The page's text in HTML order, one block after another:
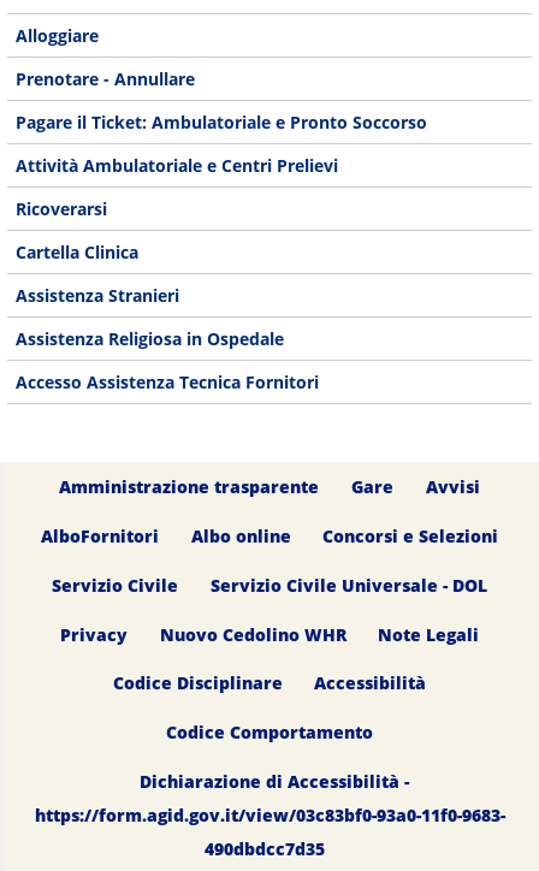
Alloggiare
Prenotare - Annullare
Pagare il Ticket: Ambulatoriale e Pronto Soccorso
Attività Ambulatoriale e Centri Prelievi
Ricoverarsi
Cartella Clinica
Assistenza Stranieri
Assistenza Religiosa in Ospedale
Accesso Assistenza Tecnica Fornitori
Amministrazione trasparente Gare Avvisi
AlboFornitori Albo online Concorsi e Selezioni
Servizio Civile Servizio Civile Universale - DOL
Privacy Nuovo Cedolino WHR Note Legali
Codice Disciplinare Accessibilità
Codice Comportamento
Dichiarazione di Accessibilità -
https://form.agid.gov.it/view/03c83bf0-93a0-11f0-9683-
490dbdcc7d35